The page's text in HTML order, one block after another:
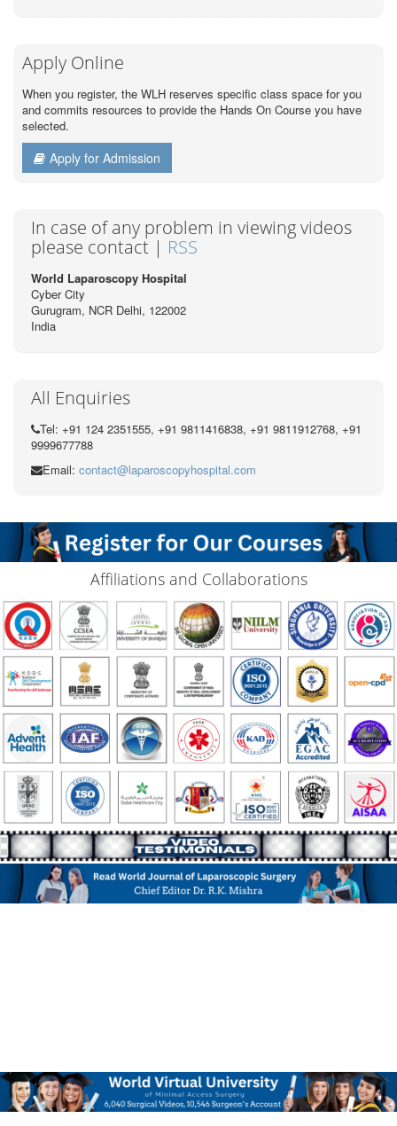
Apply Online
When you register, the WLH reserves specific class space for you
and commits resources to provide the Hands On Course you have
selected.
Apply for Admission
In case of any problem in viewing videos
please contact | RSS
World Laparoscopy Hospital
Cyber City
Gurugram, NCR Delhi, 122002
India
All Enquiries
Tel: +91 124 2351555, +91 9811416838, +91 9811912768, +91
9999677788
Email: contact@laparoscopyhospital.com
Affiliations and Collaborations